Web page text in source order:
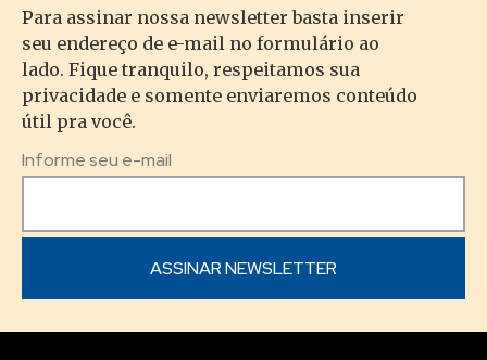
Para assinar nossa newsletter basta inserir
seu endereço de e-mail no formulário ao
lado. Fique tranquilo, respeitamos sua
privacidade e somente enviaremos conteúdo
útil pra você.
Informe seu e-mail